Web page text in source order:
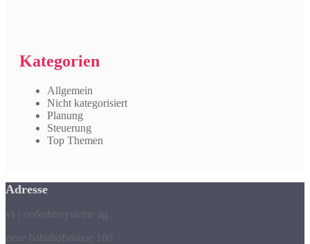
Kategorien
Allgemein
Nicht kategorisiert
Planung
Steuerung
Top Themen
Adresse
vs | verkehrssysteme ag
neue bahnhofstrasse 160